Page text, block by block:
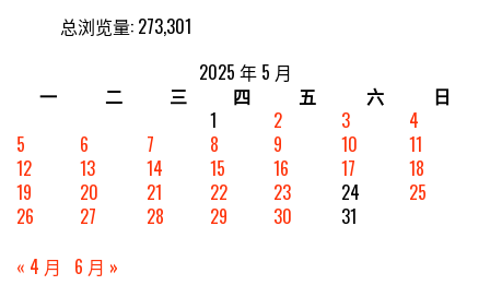
总浏览量: 273,301
2025 年 5 月
一
二 三 四 五 六
日
1
2 3
4
5
6 7 8 9 10
11
12
13 14 15 16 17
18
19
20 21 22 23 24
25
26
27 28 29 30
31
« 4 月
6 月 »